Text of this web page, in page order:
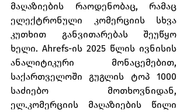
მაღაზიების რაოდენობაც, რამაც
ელექტრონული კომერციის სხვა
კუთხით განვითარებას შეუწყო
ხელი. Ahrefs-ის 2025 წლის ივნისის
ანალიტიკური მონაცემებით,
საქართველოში გუგლის ტოპ 1000
საძიებო მოთხოვნიდან,
ელ.კომერციის მაღაზიების წილი